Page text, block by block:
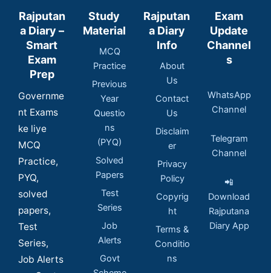
Rajputan
a Diary –
Smart
Exam
Prep
Governme
nt Exams
ke liye
MCQ
Practice,
PYQ,
solved
papers,
Test
Series,
Job Alerts
Study
Material
MCQ
Practice
Previous
Year
Questio
ns
(PYQ)
Solved
Papers
Test
Series
Job
Alerts
Govt
Rajputan
a Diary
Info
About
Us
Contact
Us
Disclaim
er
Privacy
Policy
Copyrig
ht
Terms &
Conditio
ns
Exam
Update
Channel
s
WhatsApp
Channel
Telegram
Channel
📲
Download
Rajputana
Diary App